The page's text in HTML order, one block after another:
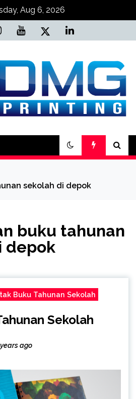
Aug 6, 2026
Online
Printing
sekolah di depok
buku tahunan
depok
Buku Tahunan Sekolah
Sekolah
ago